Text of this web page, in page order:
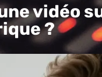
vidéo
?